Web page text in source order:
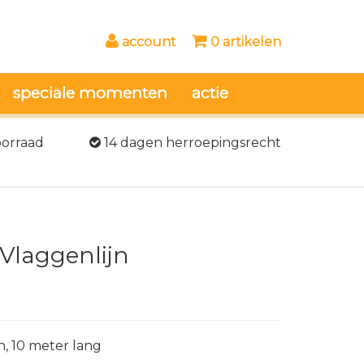
account 0 artikelen
speciale momenten actie
14 dagen herroepingsrecht
10 meter lang